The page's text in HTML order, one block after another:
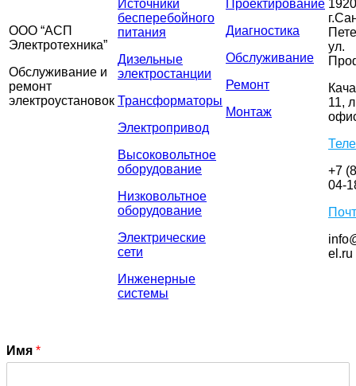
ООО “АСП
Электротехника”
Обслуживание и
ремонт
электроустановок
Источники
бесперебойного
питания
Дизельные
электростанции
Трансформаторы
Электропривод
Высоковольтное
оборудование
Низковольтное
оборудование
Электрические
сети
Инженерные
системы
Проектирование
Диагностика
Обслуживание
Ремонт
Монтаж
ул.
11,
+7
04-
el.ru
Имя *